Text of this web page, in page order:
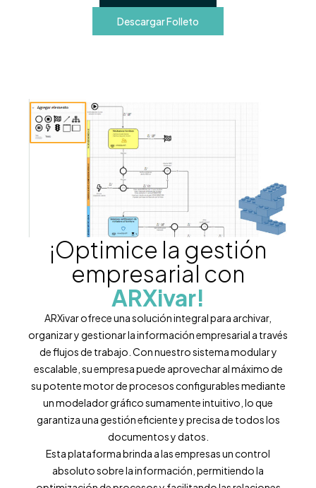
Descargar Folleto
¡Optimice la gestión
empresarial con
ARXivar!
ARXivar ofrece una solución integral para archivar,
organizar y gestionar la información empresarial a través
de flujos de trabajo. Con nuestro sistema modular y
escalable, su empresa puede aprovechar al máximo de
su potente motor de procesos configurables mediante
un modelador gráfico sumamente intuitivo, lo que
garantiza una gestión eficiente y precisa de todos los
documentos y datos.
Esta plataforma brinda a las empresas un control
absoluto sobre la información, permitiendo la